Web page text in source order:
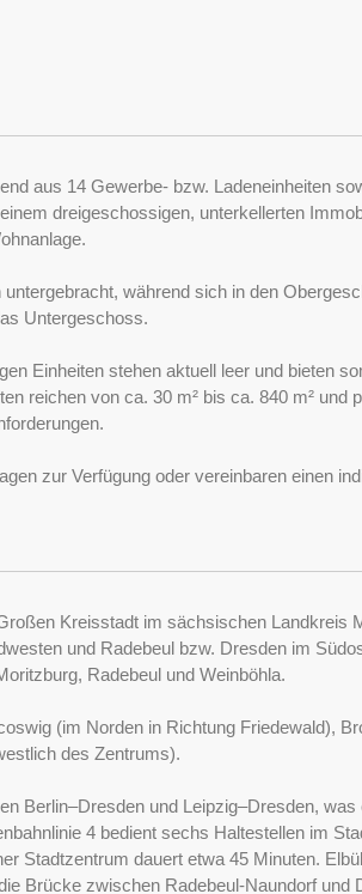
aus 14 Gewerbe- bzw. Ladeneinheiten
dreigeschossigen, unterkellerten
während sich in den
Untergeschoss.
Einheiten stehen aktuell leer und bieten
reichen von ca. 30 m² bis ca. 840 m² und
zur Verfügung oder vereinbaren einen
Kreisstadt im sächsischen Landkreis
und Radebeul bzw. Dresden im
Radebeul und Weinböhla.
(im Norden in Richtung Friedewald),
des Zentrums).
Berlin–Dresden und Leipzig–Dresden,
4 bedient sechs Haltestellen im
Stadtzentrum dauert etwa 45 Minuten.
Brücke zwischen Radebeul-Naundorf und